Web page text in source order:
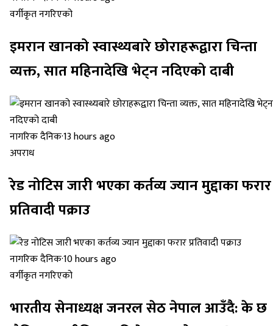
वर्गीकृत नगरिएको
इमरान खानको स्वास्थ्यबारे छोराहरूद्वारा चिन्ता
व्यक्त, सात महिनादेखि भेट्न नदिएको दाबी
नागरिक दैनिक·13 hours ago
अपराध
रेड नोटिस जारी भएका कर्तव्य ज्यान मुद्दाका फरार
प्रतिवादी पक्राउ
नागरिक दैनिक·10 hours ago
वर्गीकृत नगरिएको
भारतीय सेनाध्यक्ष जनरल सेठ नेपाल आउँदै: के छ